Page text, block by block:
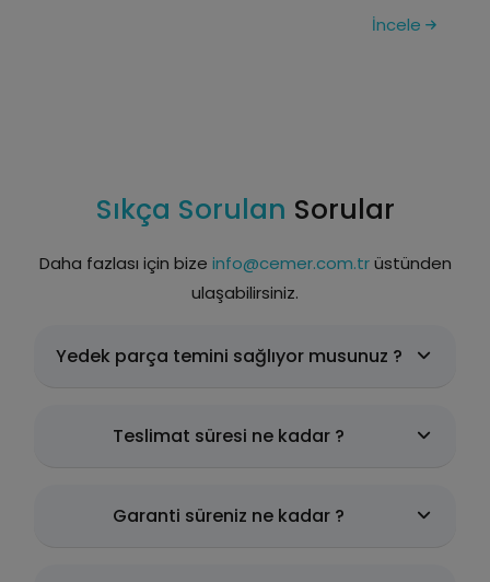
Sıkça Sorulan Sorular
Daha fazlası için bize info@cemer.com.trüstünden
ulaşabilirsiniz.
Yedek parça temini sağlıyor musunuz ?
Teslimat süresi ne kadar ?
Garanti süreniz ne kadar ?